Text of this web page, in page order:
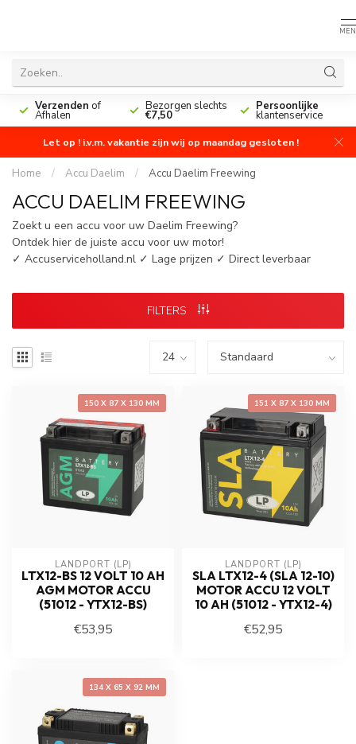
Verzenden of
Afhalen
Bezorgen slechts
€7,50
Persoonlijke
klantenservice
Let op ! i.v.m. vakantie zijn wij op maandag gesloten !
Home / Accu Daelim / Accu Daelim Freewing
ACCU DAELIM FREEWING
Zoekt u een accu voor uw Daelim Freewing?
Ontdek hier de juiste accu voor uw motor!
✓ Accuserviceholland.nl ✓ Lage prijzen ✓ Direct leverbaar
FILTERS
150 X 87 X 130 MM
LANDPORT (LP)
LTX12-BS 12 VOLT 10 AH
AGM MOTOR ACCU
(51012 - YTX12-BS)
€53,95
151 X 87 X 130 MM
LANDPORT (LP)
SLA LTX12-4 (SLA 12-10)
MOTOR ACCU 12 VOLT
10 AH (51012 - YTX12-4)
€52,95
134 X 65 X 92 MM